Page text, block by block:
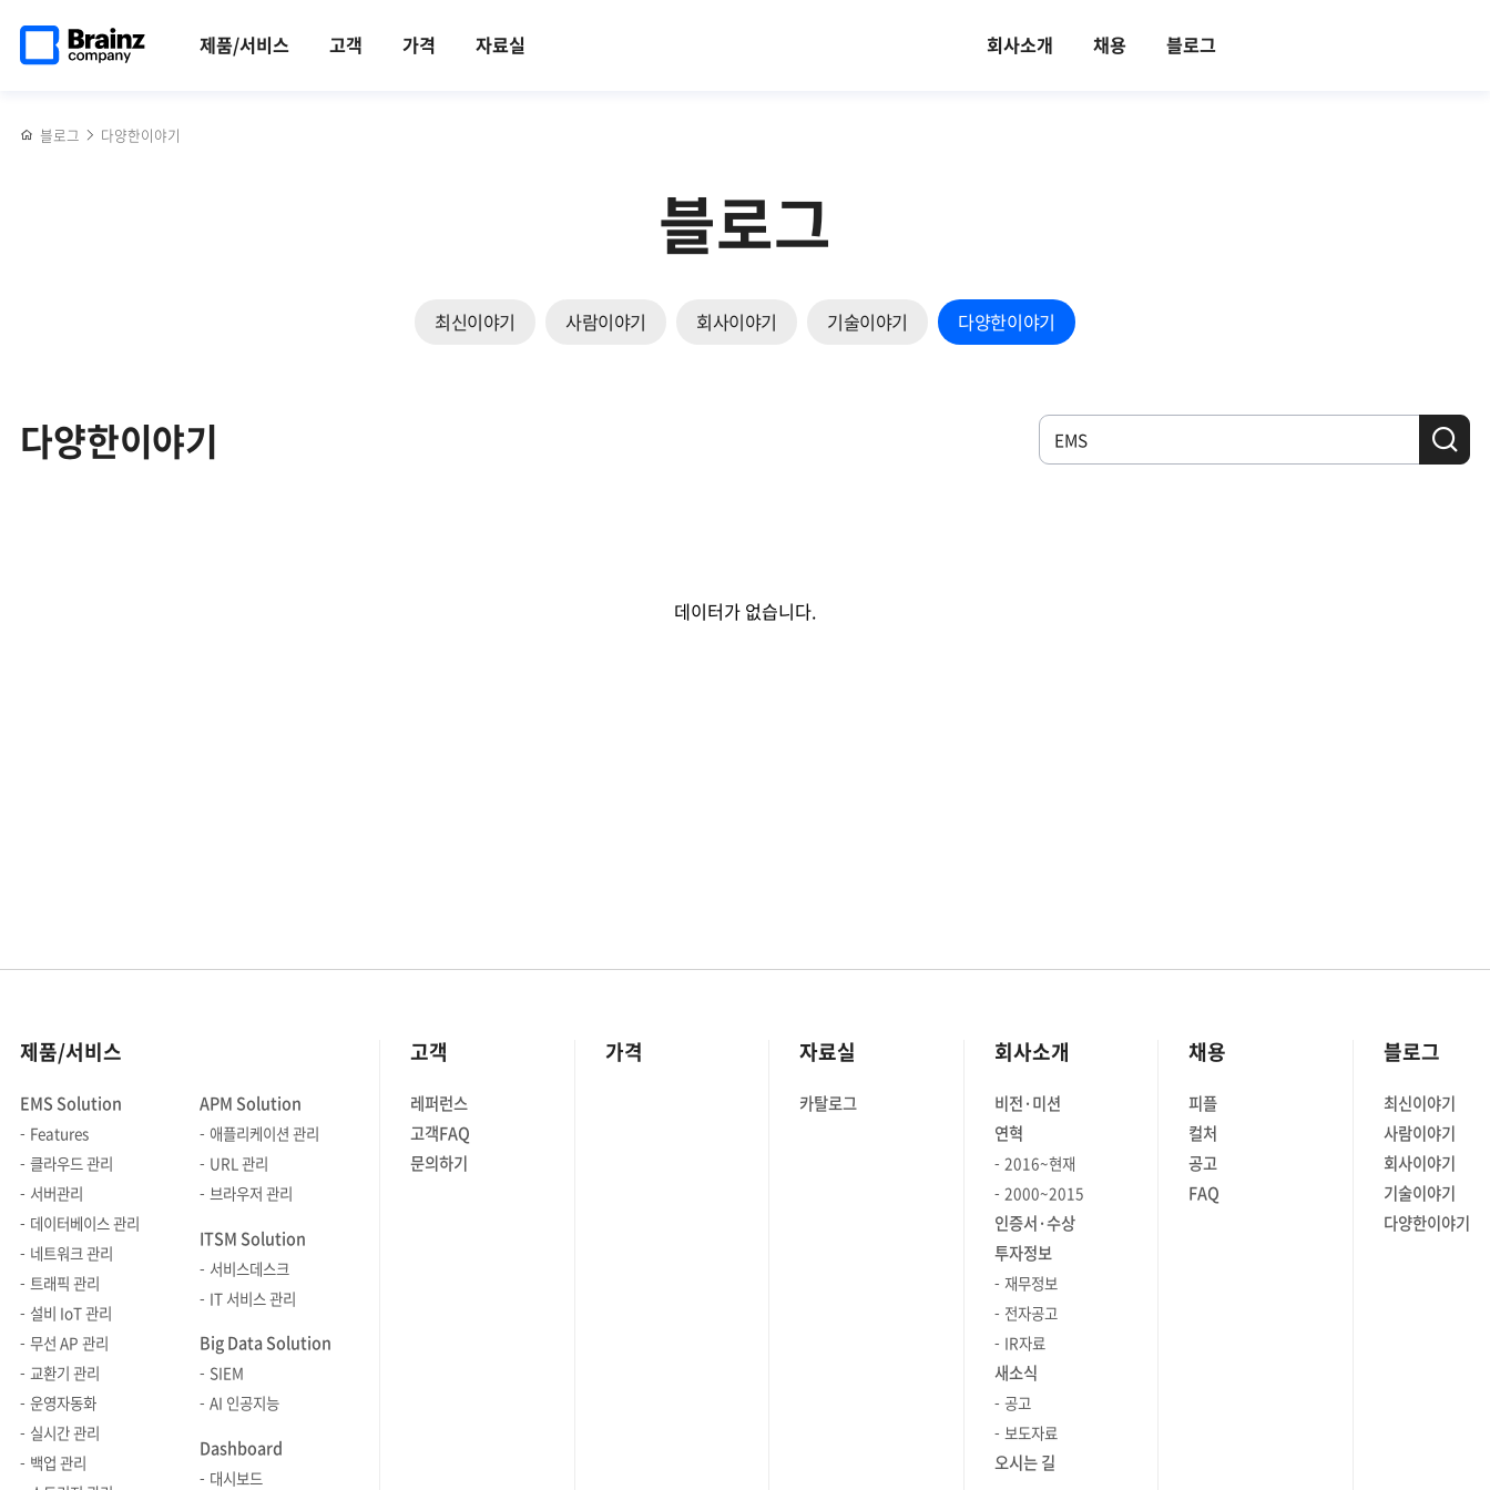
건너뛰기
제품/서비스 고객 가격 자료실 회사소개 채용 블로그
페이지로
블로그 다양한이야기
블로그
최신이야기 사람이야기 회사이야기 기술이야기 다양한이야기
다양한이야기
데이터가 없습니다.
제품/서비스
EMS Solution
Features
클라우드 관리
서버관리
데이터베이스 관리
네트워크 관리
트래픽 관리
설비 IoT 관리
무선 AP 관리
교환기 관리
운영자동화
실시간 관리
백업 관리
APM Solution
애플리케이션 관리
URL 관리
브라우저 관리
ITSM Solution
서비스데스크
IT 서비스 관리
Big Data Solution
SIEM
AI 인공지능
Dashboard
대시보드
고객
레퍼런스
고객FAQ
문의하기
가격 자료실
카탈로그
회사소개
비전·미션
연혁
2016~현재
2000~2015
인증서·수상
투자정보
재무정보
전자공고
IR자료
새소식
공고
보도자료
오시는 길
채용
피플
컬처
공고
FAQ
블로그
최신이야기
사람이야기
회사이야기
기술이야기
다양한이야기